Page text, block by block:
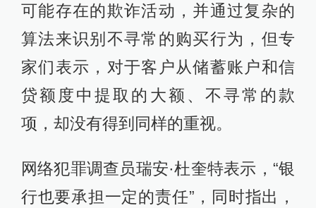
可能存在的欺诈活动，并通过复杂的
算法来识别不寻常的购买行为，但专
家们表示，对于客户从储蓄账户和信
贷额度中提取的大额、不寻常的款
项，却没有得到同样的重视。
网络犯罪调查员瑞安·杜奎特表示，“银
行也要承担一定的责任”，同时指出，